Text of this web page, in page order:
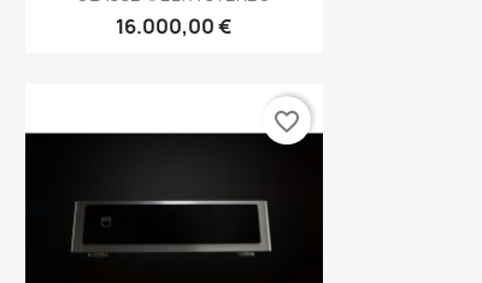
16.000,00 €
favorite_border